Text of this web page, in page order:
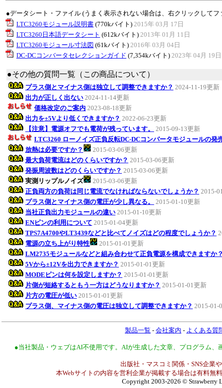
●データシート・ファイル (うまく表示されない場合は、右クリックして
LTC3260モジュール説明書 (770kバイト) 2015年 03月 17日
LTC3260日本語データシート (612kバイト) 2013年 01月 11日
LTC3260モジュール寸法図 (61kバイト) 2016年 03月 04日
DC-DCコンバータセレクションガイド (7,354kバイト) 2023年 04月 19日
●その他の質問一覧（この商品について）
プラス側とマイナス側は独立して調整できますか？ 2024-11-19更新
出力が正しく出ない 2024-11-14更新
価格改定のご案内 2023-08-18更新
出力を±5Vより低くできますか？ 2022-06-23更新
【注意】電源オフでも電荷が残っています。
2015-09-13更新
LTC3260 ローノイズ正負反転DC-DCコンバータモジュールの発
放熱は必要ですか？
2015-03-06更新
最大負荷電流はどのくらいですか？ 2015-03-06更新
発振周波数はどのくらいですか？ 2015-03-06更新
実測リップルノイズ
2015-03-06更新
正負両方の負荷は同じ電流でなければならないでしょうか？ 2015-
プラス側とマイナス側の電圧が少し異なる。
2015-01-10更新
当社正負出力モジュールの違い 2015-01-10更新
ENピンの利用について 2015-01-04更新
TPS7A4700やLT3439などと比べてノイズはどの程度でしょうか？
電源の立ち上がり特性
2015-01-01更新
LM2735モジュールなどと組み合わせて正負電源を構成できますか
5Vから±12Vを出力できますか？ 2015-01-01更新
MODEピンは何を設定しますか？ 2015-01-01更新
片側が短絡するともう一方はどうなりますか？ 2015-01-01更新
片方の電圧が低い 2015-01-01更新
プラス側、マイナス側の電圧は独立して調整できますか？ 2015-01-
製品一覧 - 会社案内 - よくある質
●当社製品・ウェブはAI不使用です。AIが生成した文章、プログラム
出版社・マスコミ関係・SNS企業
本Webサイトの内容を営利企業が掲載する場合は有料無
Copyright 2003-2026 © Strawberry